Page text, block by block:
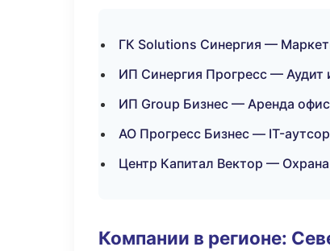
ГК Solutions Синергия —
ИП Синергия Прогресс — Аудит
ИП Group Бизнес — Аренда
АО Прогресс Бизнес — IT-
Центр Капитал Вектор —
Компании в регионе: